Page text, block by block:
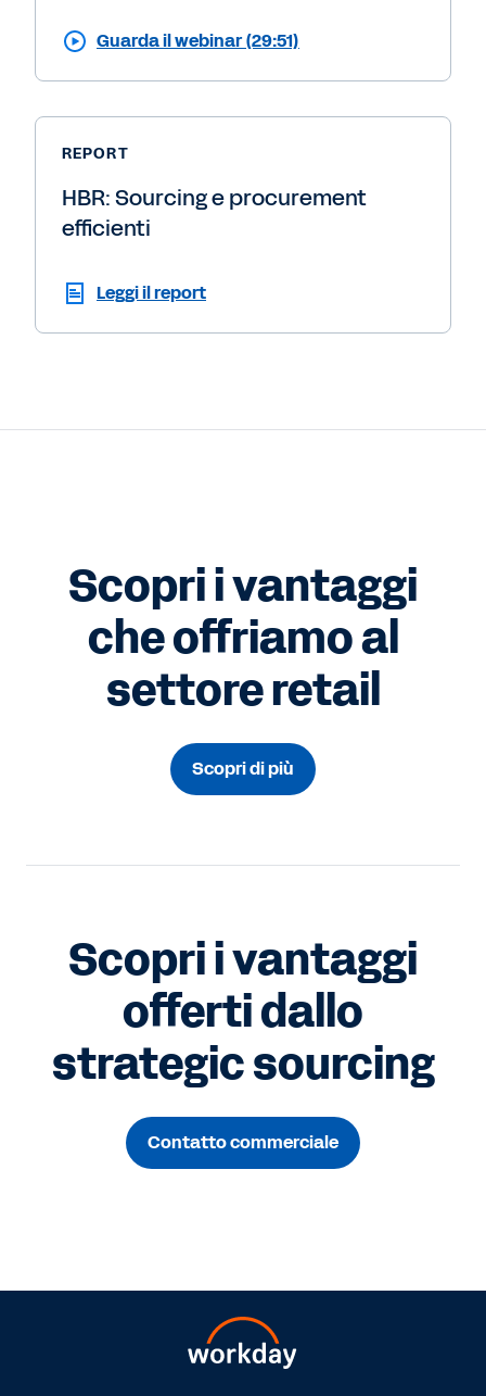
Guarda il webinar (29:51)
REPORT
HBR: Sourcing e procurement
efficienti
Leggi il report
Scopri i vantaggi
che offriamo al
settore retail
Scopri di più
Scopri i vantaggi
offerti dallo
strategic sourcing
Contatto commerciale